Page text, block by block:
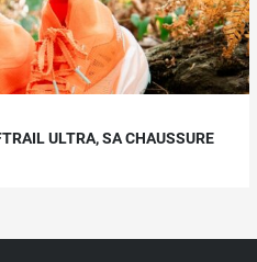
ULTRA, SA CHAUSSURE